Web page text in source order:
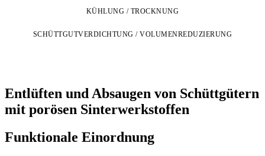
KÜHLUNG / TROCKNUNG
SCHÜTTGUTVERDICHTUNG / VOLUMENREDUZIERUNG
Entlüften und Absaugen von Schüttgütern
mit porösen Sinterwerkstoffen
Funktionale Einordnung